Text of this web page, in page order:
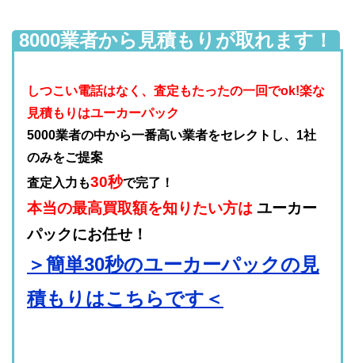
8000業者から見積もりが取れます！
しつこい電話はなく、査定もたったの一回でok!楽な
見積もりはユーカーパック
5000業者の中から一番高い業者をセレクトし、1社
のみをご提案
査定入力も30秒で完了！
本当の最高買取額を知りたい方は ユーカー
パックにお任せ！
＞簡単30秒のユーカーパックの見
積もりはこちらです＜